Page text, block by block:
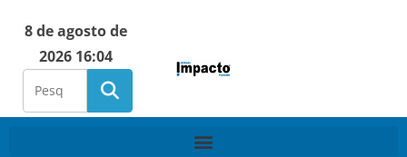
8 de agosto de
2026 16:04